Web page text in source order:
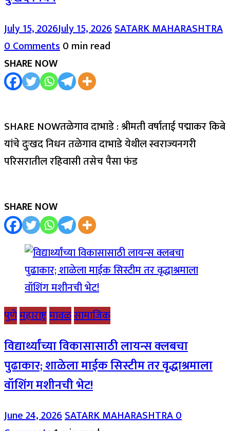
July 15, 2026July 15, 2026SATARK MAHARASHTRA
0 Comments0 min read
SHARE NOW
SHARE NOWतळेगाव दाभाडे : श्रीमती वर्षाताई पद्माकर किबे
यांचे दुःखद निधन तळेगाव दाभाडे येथील स्वराज्यनगरी
परिसरातील रहिवासी तसेच पैसा फंड
SHARE NOW
पुणेमहाराष्ट्रमावळसामाजिक
विद्यार्थ्यांच्या विकासासाठी लायन्स क्लबचा
पुढाकार; शाळेला माईक सिस्टीम तर वृद्धाश्रमाला
वॉशिंग मशीनची भेट!
June 24, 2026SATARK MAHARASHTRA0